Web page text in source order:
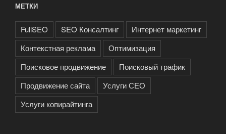
МЕТКИ
FullSEO SEO Консалтинг
Интернет маркетинг
Контекстная реклама
Оптимизация
Поисковое продвижение
Поисковый трафик
Продвижение сайта
Услуги СЕО
Услуги копирайтинга